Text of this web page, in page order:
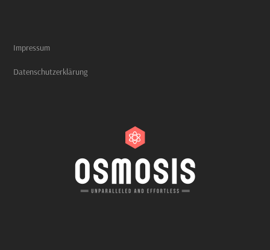
Impressum
Datenschutzerklärung